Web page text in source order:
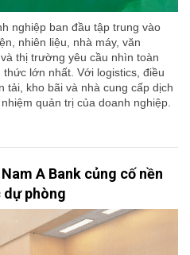
nghiệp ban đầu tập trung vào
nhiên liệu, nhà máy, văn
thị trường yêu cầu nhìn toàn
lớn nhất. Với logistics, điều
tải, kho bãi và nhà cung cấp dịch
quản trị của doanh nghiệp.
A Bank củng cố nền
dự phòng